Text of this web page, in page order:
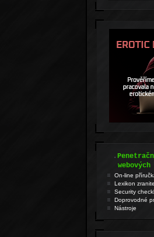
.
webových
On-line
Lexikon
Security
Doprovodné
Nástroje